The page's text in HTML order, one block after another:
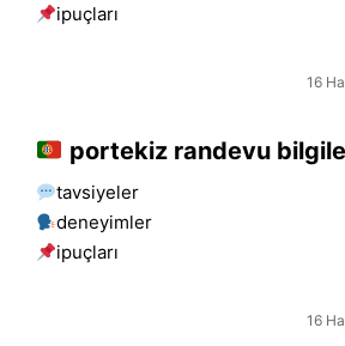
i̇puçları
16
portekiz randevu
tavsiyeler
deneyimler
i̇puçları
16